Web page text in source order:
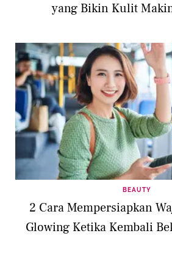
yang Bikin Kulit
BEAUTY
2 Cara Mempersiapkan
Glowing Ketika Kembali